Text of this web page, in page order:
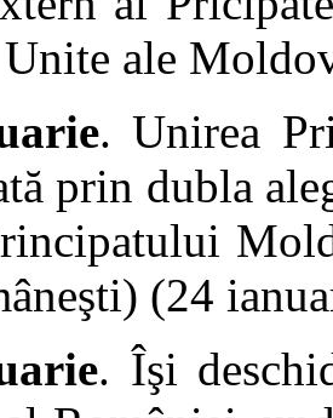
ale
. Unirea
prin dubla
(24
. Îşi